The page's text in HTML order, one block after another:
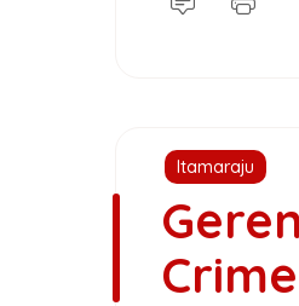
Itamaraju